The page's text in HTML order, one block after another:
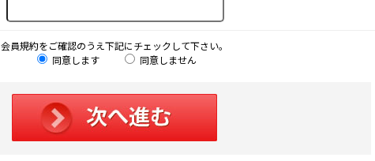
会員規約をご確認のうえ下記にチェックして下さい。
同意します
同意しません